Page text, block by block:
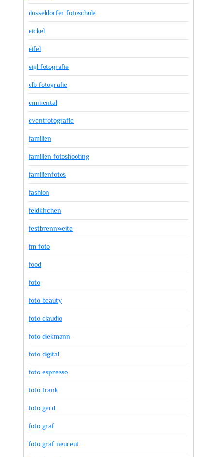
düsseldorfer fotoschule
eickel
eifel
eigl fotografie
elb fotografie
emmental
eventfotografie
familien
familien fotoshooting
familienfotos
fashion
feldkirchen
festbrennweite
fm foto
food
foto
foto beauty
foto claudio
foto diekmann
foto digital
foto espresso
foto frank
foto gerd
foto graf
foto graf neureut